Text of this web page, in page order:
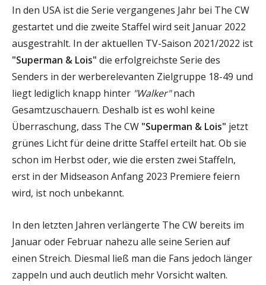
In den USA ist die Serie vergangenes Jahr bei The CW
gestartet und die zweite Staffel wird seit Januar 2022
ausgestrahlt. In der aktuellen TV-Saison 2021/2022 ist
"Superman & Lois" die erfolgreichste Serie des
Senders in der werberelevanten Zielgruppe 18-49 und
liegt lediglich knapp hinter "Walker"nach
Gesamtzuschauern. Deshalb ist es wohl keine
Überraschung, dass The CW "Superman & Lois" jetzt
grünes Licht für deine dritte Staffel erteilt hat. Ob sie
schon im Herbst oder, wie die ersten zwei Staffeln,
erst in der Midseason Anfang 2023 Premiere feiern
wird, ist noch unbekannt.
In den letzten Jahren verlängerte The CW bereits im
Januar oder Februar nahezu alle seine Serien auf
einen Streich. Diesmal ließ man die Fans jedoch länger
zappeln und auch deutlich mehr Vorsicht walten.